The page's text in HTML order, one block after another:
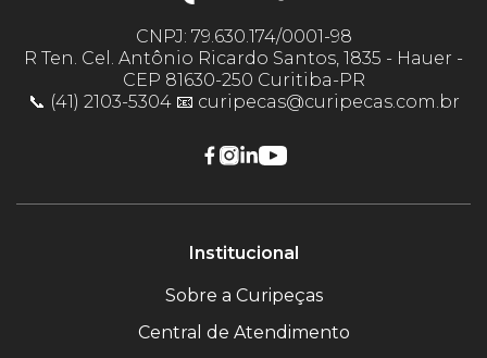
CNPJ: 79.630.174/0001-98
R Ten. Cel. Antônio Ricardo Santos, 1835 - Hauer -
CEP 81630-250 Curitiba-PR
📞 (41) 2103-5304 📧 curipecas@curipecas.com.br
Institucional
Sobre a Curipeças
Central de Atendimento